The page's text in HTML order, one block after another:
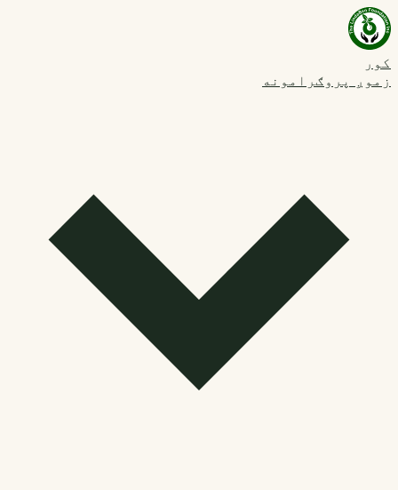
کور
زموږ پروګرامونه